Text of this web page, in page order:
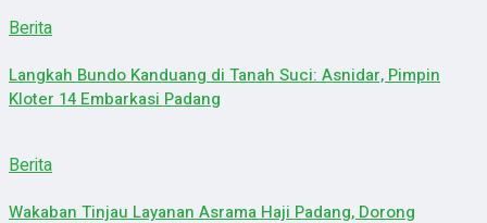
Berita
Langkah Bundo Kanduang di Tanah Suci: Asnidar, Pimpin
Kloter 14 Embarkasi Padang
Berita
Wakaban Tinjau Layanan Asrama Haji Padang, Dorong